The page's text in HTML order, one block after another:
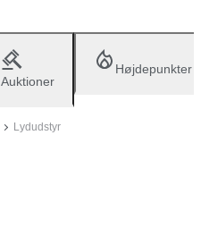
Auktioner
Højdepunkter
Lydudstyr